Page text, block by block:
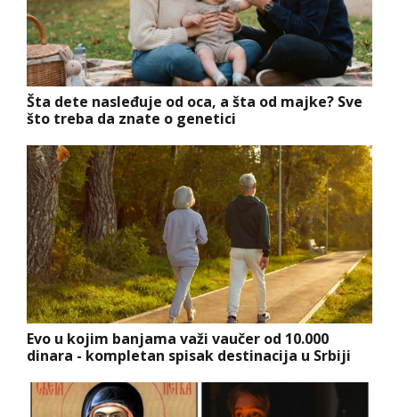
Šta dete nasleđuje od oca, a šta od majke? Sve
što treba da znate o genetici
Evo u kojim banjama važi vaučer od 10.000
dinara - kompletan spisak destinacija u Srbiji